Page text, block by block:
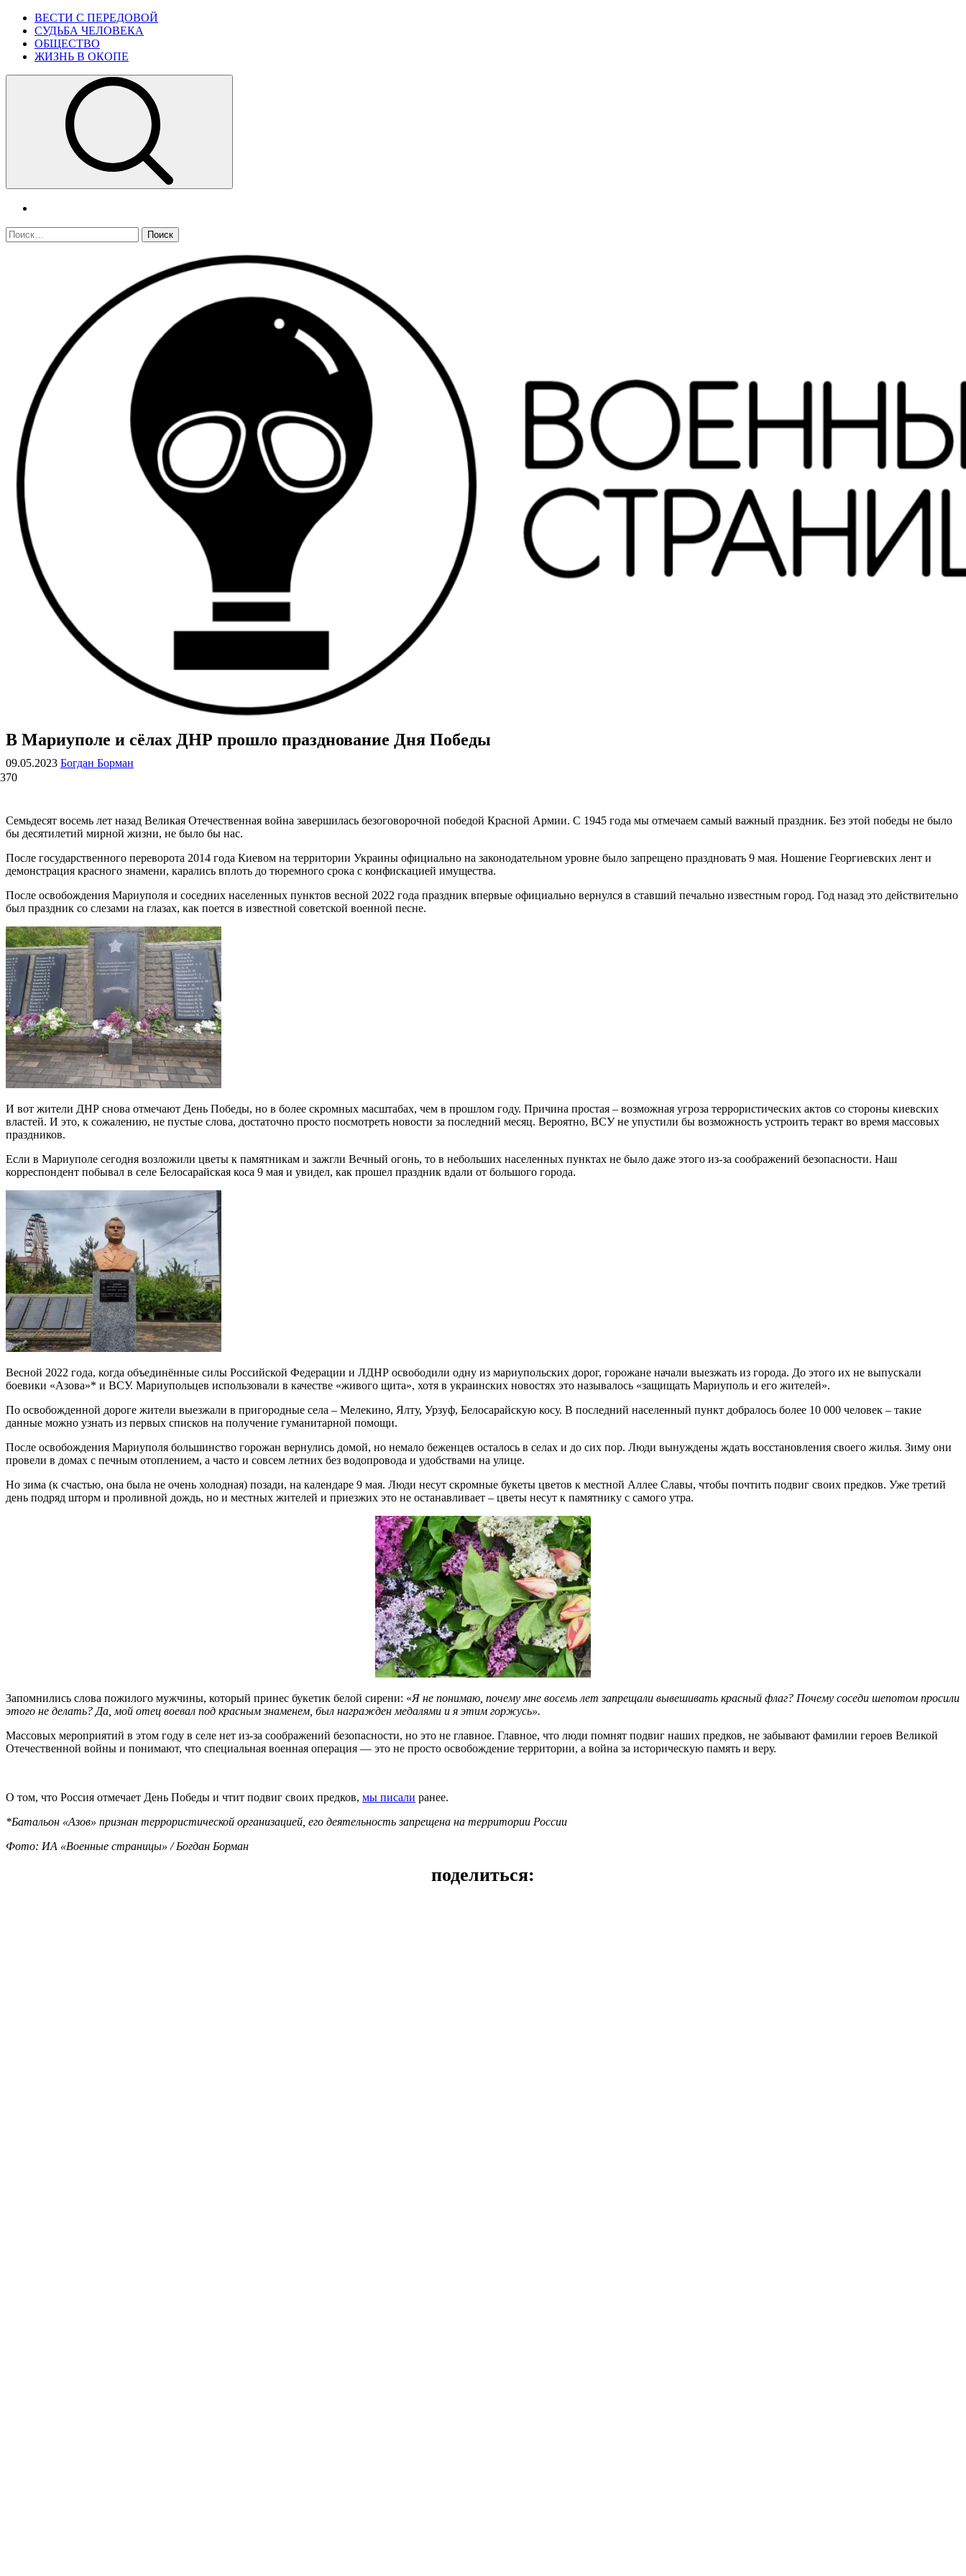
Skip
content
Primary
Menu
ВЕСТИ С ПЕРЕДОВОЙ
СУДЬБА ЧЕЛОВЕКА
ОБЩЕСТВО
ЖИЗНЬ В ОКОПЕ
Найти:
ВОЕННЫЕ СТРАНИЦЫ
СТАТЬИ ВОЕННОЙ ТЕМАТИКИ
В Мариуполе и сёлах ДНР прошло празднование Дня Победы
09.05.2023 Богдан Борман
370
Семьдесят восемь лет назад Великая Отечественная война завершилась безоговорочной победой Красной Армии. С 1945 года мы отмечаем самый важный праздник. Без этой победы не было
бы десятилетий мирной жизни, не было бы нас.
После государственного переворота 2014 года Киевом на территории Украины официально на законодательном уровне было запрещено праздновать 9 мая. Ношение Георгиевских лент и
демонстрация красного знамени, карались вплоть до тюремного срока с конфискацией имущества.
После освобождения Мариуполя и соседних населенных пунктов весной 2022 года праздник впервые официально вернулся в ставший печально известным город. Год назад это действительно
был праздник со слезами на глазах, как поется в известной советской военной песне.
И вот жители ДНР снова отмечают День Победы, но в более скромных масштабах, чем в прошлом году. Причина простая – возможная угроза террористических актов со стороны киевских
властей. И это, к сожалению, не пустые слова, достаточно просто посмотреть новости за последний месяц. Вероятно, ВСУне упустили бы возможность устроить теракт во время массовых
праздников.
Если в Мариуполе сегодня возложили цветы к памятникам и зажгли Вечный огонь, то в небольших населенных пунктах не было даже этого из-за соображений безопасности. Наш
корреспондент побывал в селе Белосарайская коса 9 мая и увидел, как прошел праздник вдали от большого города.
Весной 2022 года, когда объединённые силы Российской Федерации и ЛДНР освободили одну из мариупольских дорог, горожане начали выезжать из города. До этого их не выпускали
боевики «Азова»* и ВСУ. Мариупольцев использовали в качестве «живого щита», хотя в украинских новостях это называлось «защищать Мариуполь и его жителей».
По освобожденной дороге жители выезжали в пригородные села – Мелекино, Ялту, Урзуф, Белосарайскую косу. В последний населенный пункт добралось более 10 000 человек – такие
данные можно узнать из первых списков на получение гуманитарной помощи.
После освобождения Мариуполя большинство горожан вернулись домой, но немало беженцев осталось в селах и до сих пор. Люди вынуждены ждать восстановления своего жилья. Зиму они
провели в домах с печным отоплением, а часто и совсем летних без водопровода и удобствами на улице.
Но зима (к счастью, она была не очень холодная) позади, на календаре 9 мая. Люди несут скромные букеты цветов к местной Аллее Славы, чтобы почтить подвиг своих предков. Уже третий
день подряд шторм и проливной дождь, но и местных жителей и приезжих это не останавливает – цветы несут к памятнику с самого утра.
Запомнились слова пожилого мужчины, который принес букетик белой сирени: «Я не понимаю, почему мне восемь лет запрещали вывешивать красный флаг? Почему соседи шепотом просили
этого не делать? Да, мой отец воевал под красным знаменем, был награжден медалями и я этим горжусь».
Массовых мероприятий в этом году в селе нет из-за соображений безопасности, но это не главное. Главное, что люди помнят подвиг наших предков, не забывают фамилии героев Великой
Отечественной войны и понимают, что специальная военная операция — это не просто освобождение территории, а война за историческую память и веру.
О том, что Россия отмечает День Победы и чтит подвиг своих предков, мы писали ранее.
*Батальон «Азов» признан террористической организацией, его деятельность запрещена на территории России
Фото: ИА «Военные страницы» / Богдан Борман
поделиться: